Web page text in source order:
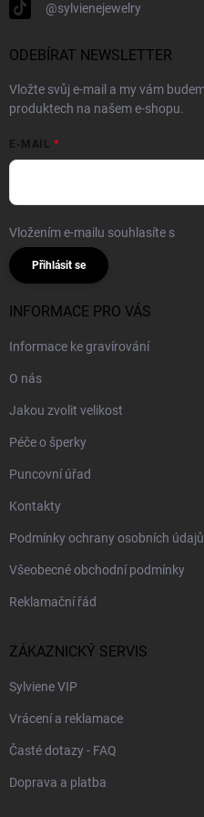
@sylvienejewelry
ODEBÍRAT NEWSLETTER
Vložte svůj e-mail a my vám
produktech na našem e-shopu.
E-MAIL
Vložením e-mailu souhlasíte s
Přihlásit se
INFORMACE PRO VÁS
Informace ke gravírování
O nás
Jakou zvolit velikost
Péče o šperky
Puncovní úřad
Kontakty
Podmínky ochrany osobních údajů
Všeobecné obchodní podmínky
Reklamační řád
ZÁKAZNICKÝ SERVIS
Sylviene VIP
Vrácení a reklamace
Časté dotazy - FAQ
Doprava a platba